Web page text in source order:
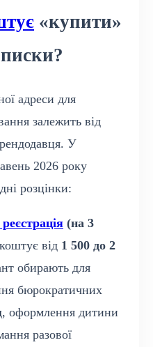
«купити»
адреси для
залежить від
У
2026 року
розцінки:
(на 3
від 1 500 до 2
обирають для
бюрократичних
оформлення дитини
разової